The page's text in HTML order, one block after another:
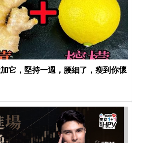
它，堅持一週，腰細了，瘦到你懷